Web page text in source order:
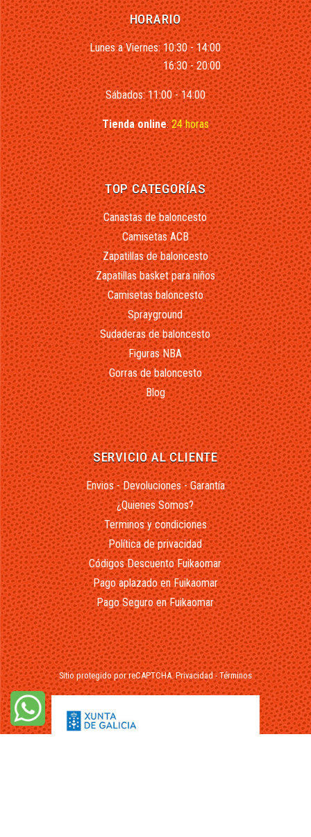
HORARIO
Lunes a Viernes: 10:30 - 14:00
16:30 - 20:00
Sábados: 11:00 - 14:00
Tienda online:24 horas
TOP CATEGORÍAS
Canastas de baloncesto
Camisetas ACB
Zapatillas de baloncesto
Zapatillas basket para niños
Camisetas baloncesto
Sprayground
Sudaderas de baloncesto
Figuras NBA
Gorras de baloncesto
Blog
SERVICIO AL CLIENTE
Envios - Devoluciones - Garantía
¿Quienes Somos?
Terminos y condiciones
Política de privacidad
Códigos Descuento Fuikaomar
Pago aplazado en Fuikaomar
Pago Seguro en Fuikaomar
Sitio protegido por reCAPTCHA.Privacidad-Términos